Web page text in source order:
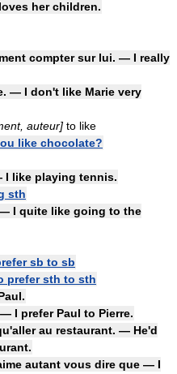
her children.
compter sur lui. — I really
— I don't like Marie very
auteur] to like
like chocolate?
I like playing tennis.
sth
I quite like going to the
sb to sb
prefer sth to sth
I prefer Paul to Pierre.
au restaurant. — He'd
autant vous dire que — I